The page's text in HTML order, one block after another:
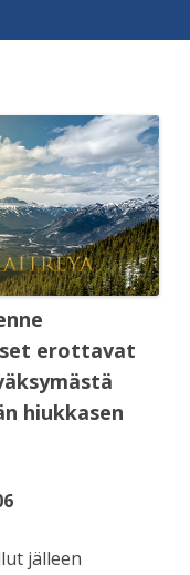
erottavat
hiukkasen
jälleen